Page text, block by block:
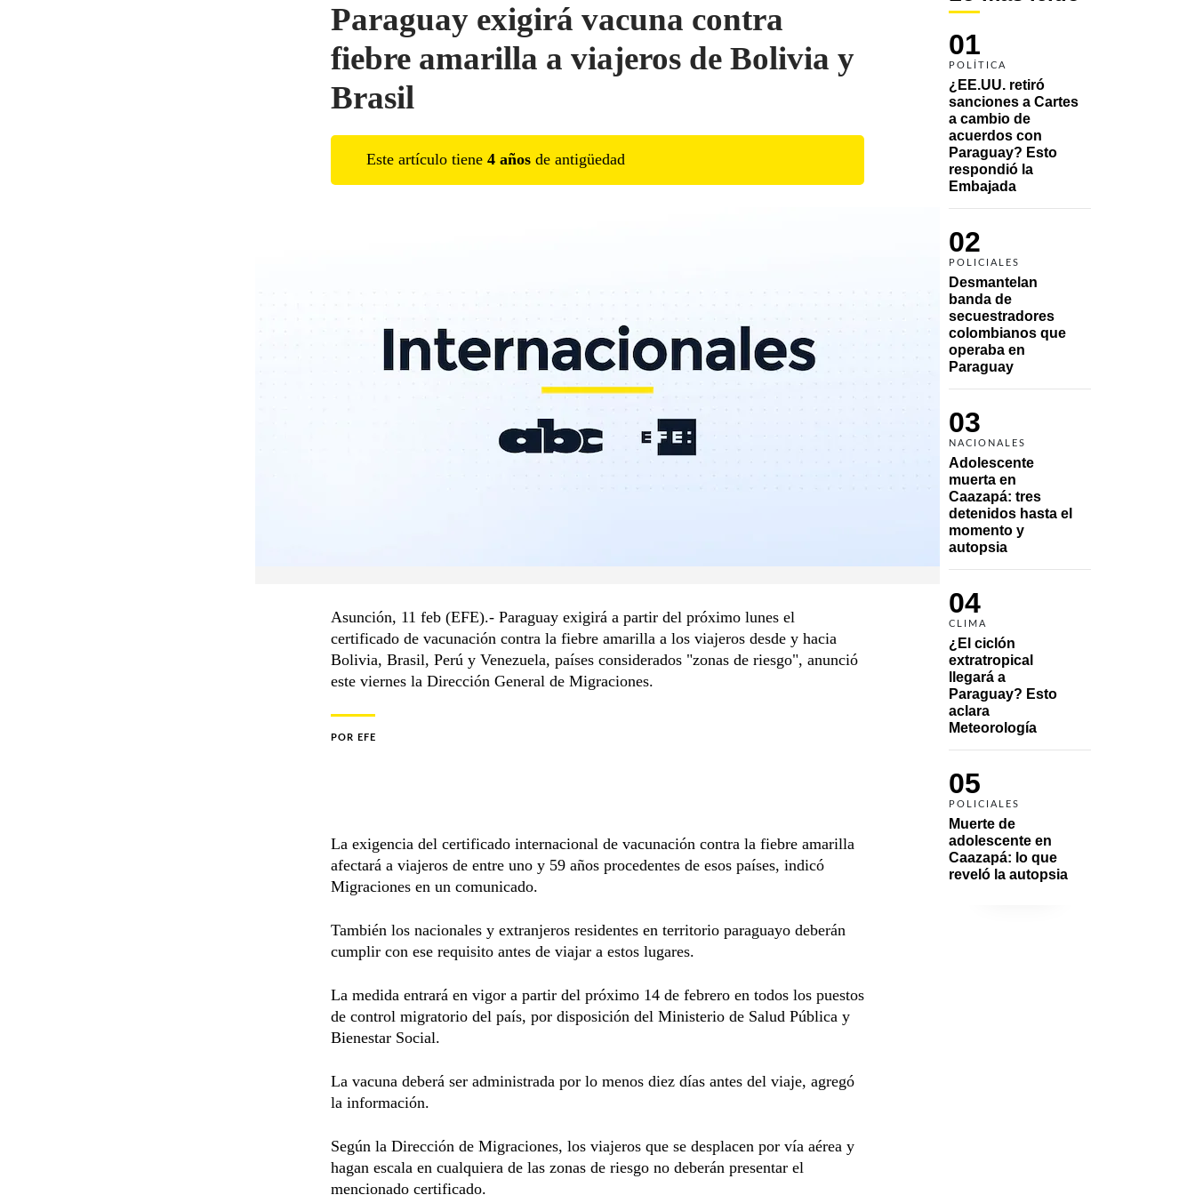
01
POLÍTICA
¿EE.UU. retiró
sanciones a Cartes
a cambio de
acuerdos con
Paraguay? Esto
respondió la
Embajada
02
POLICIALES
Desmantelan
banda de
secuestradores
colombianos que
operaba en
Paraguay
03
NACIONALES
Adolescente
muerta en
Caazapá: tres
detenidos hasta el
momento y
autopsia
04
CLIMA
¿El ciclón
extratropical
llegará a
Paraguay? Esto
aclara
Meteorología
05
POLICIALES
Muerte de
adolescente en
Caazapá: lo que
reveló la autopsia
Paraguay exigirá vacuna contra
fiebre amarilla a viajeros de Bolivia y
Brasil
Este artículo tiene 4 años de antigüedad
Asunción, 11 feb (EFE).- Paraguay exigirá a partir del próximo lunes el
certificado de vacunación contra la fiebre amarilla a los viajeros desde y hacia
Bolivia, Brasil, Perú y Venezuela, países considerados "zonas de riesgo", anunció
este viernes la Dirección General de Migraciones.
POR EFE
La exigencia del certificado internacional de vacunación contra la fiebre amarilla
afectará a viajeros de entre uno y 59 años procedentes de esos países, indicó
Migraciones en un comunicado.
También los nacionales y extranjeros residentes en territorio paraguayo deberán
cumplir con ese requisito antes de viajar a estos lugares.
La medida entrará en vigor a partir del próximo 14 de febrero en todos los puestos
de control migratorio del país, por disposición del Ministerio de Salud Pública y
Bienestar Social.
La vacuna deberá ser administrada por lo menos diez días antes del viaje, agregó
la información.
Según la Dirección de Migraciones, los viajeros que se desplacen por vía aérea y
hagan escala en cualquiera de las zonas de riesgo no deberán presentar el
mencionado certificado.